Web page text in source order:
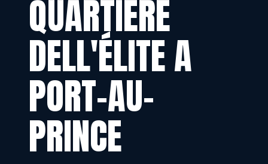
QUARTIERE
DELL'ÉLITE A
PORT-AU-
PRINCE